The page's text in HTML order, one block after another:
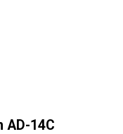
AD-14C